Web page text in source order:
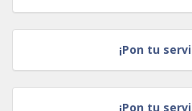
¡Pon tu
¡Pon tu